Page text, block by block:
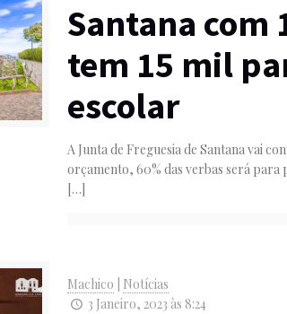
Santana com
tem 15 mil
escolar
A Junta de Freguesia de Santana vai
orçamento, 60% das verbas será para
[…]
Machico
Notícias
3 Janeiro, 2023 às 8:24